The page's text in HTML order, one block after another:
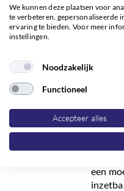
een
We kunnen deze plaatsen voor
te verbeteren, gepersonaliseerde
ervaring te bieden. Voor meer
instellingen.
Noodzakelijk
Functioneel
Accepteer alles